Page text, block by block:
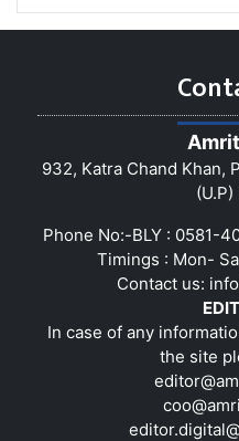
932, Katra Chand Khan,
Phone No:-BLY : 0581-
Timings : Mon-
Contact us:
In case of any
the site